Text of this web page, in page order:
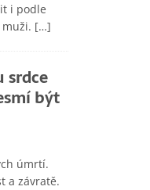
i podle
[…]
srdce
být
úmrtí.
a závratě.